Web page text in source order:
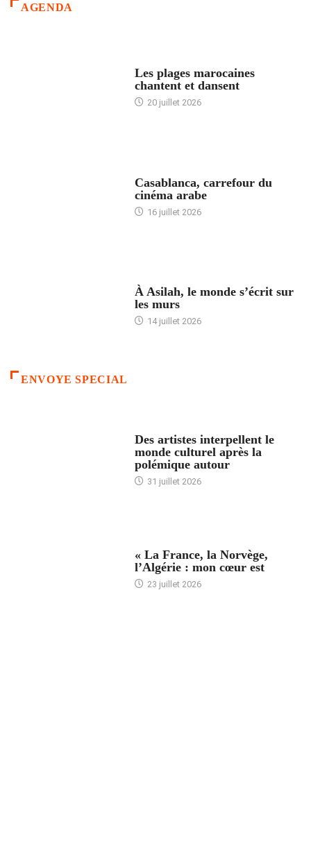
AGENDA
Les plages marocaines
chantent et dansent
20 juillet 2026
Casablanca, carrefour du
cinéma arabe
16 juillet 2026
À Asilah, le monde s’écrit sur
les murs
14 juillet 2026
ENVOYE SPECIAL
Des artistes interpellent le
monde culturel après la
polémique autour
31 juillet 2026
« La France, la Norvège,
l’Algérie : mon cœur est
23 juillet 2026